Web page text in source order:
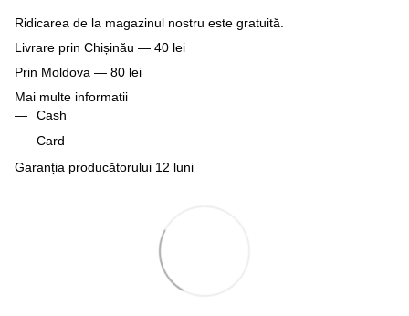
Ridicarea de la magazinul nostru este gratuită.
Livrare prin Chișinău — 40 lei
Prin Moldova — 80 lei
Mai multe informatii
Cash
Card
Garanția producătorului 12 luni